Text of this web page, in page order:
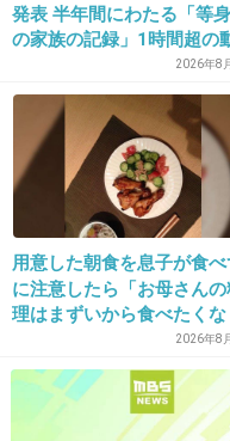
ポケビ
33. 匿名 2012/12/22(土) 08:28:44
CAN YOU
高1の時でしたが、
したい♡」「私の
う？」と妄想してい
そんなおバカな女
発表 半年間にわたる「等
の家族の記録」1時間超の
画とともに感謝伝える2026年8
用意した朝食を息子が食
に注意したら「お母さん
理はまずいから食べたくな
い」と…「まずいなら食べ
くていい。今後は自分で食
を用意しなさい。お金は渡
す」と言った話が議論に
2026年8